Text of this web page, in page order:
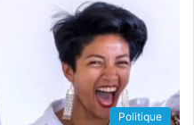
Politique